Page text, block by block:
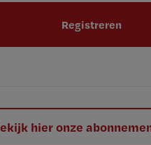
hier onze